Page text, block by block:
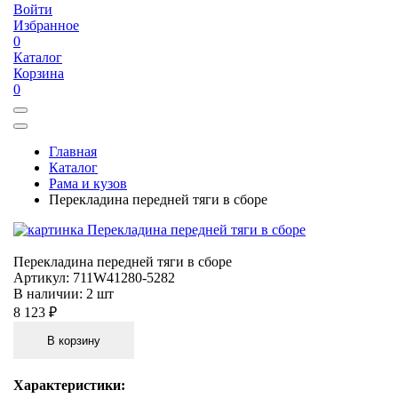
Войти
Избранное
0
Каталог
Корзина
0
Главная
Каталог
Рама и кузов
Перекладина передней тяги в сборе
Перекладина передней тяги в сборе
Артикул: 711W41280-5282
В наличии: 2 шт
8 123 ₽
В корзину
Характеристики: